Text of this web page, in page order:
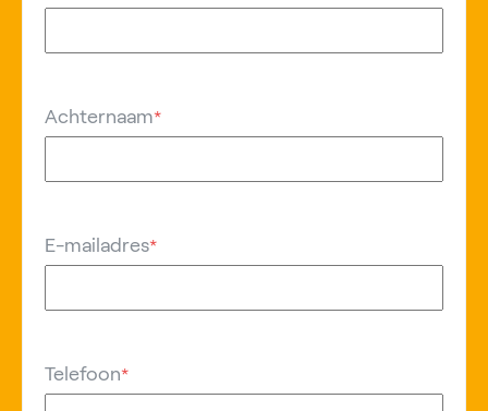
Achternaam*
E-mailadres*
Telefoon*